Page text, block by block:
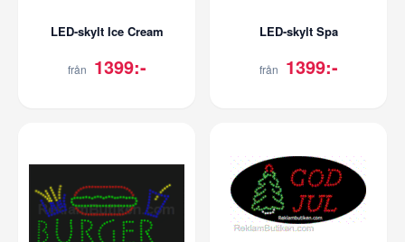
LED-skylt Ice Cream
från 1399:-
LED-skylt Spa
från 1399:-